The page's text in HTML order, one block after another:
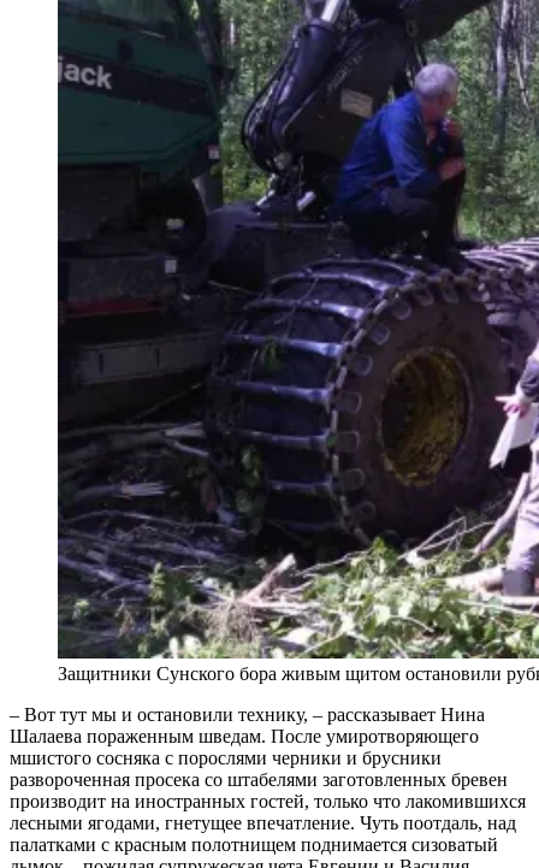
Защитники Сунского бора живым щитом остановили
– Вот тут мы и остановили технику, – рассказывает Нина
Шалаева пораженным шведам. После умиротворяющего
мшистого сосняка с порослями черники и брусники
развороченная просека со штабелями заготовленных бревен
производит на иностранных гостей, только что лакомившихся
лесными ягодами, гнетущее впечатление. Чуть поотдаль, над
палатками с красным полотнищем поднимается сизоватый